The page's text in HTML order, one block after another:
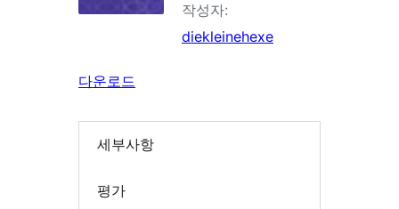
작성자:
diekleinehexe
다운로드
세부사항
평가